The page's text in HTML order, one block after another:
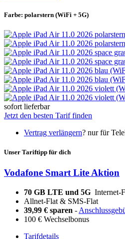
Farbe: polarstern (WiFi + 5G)
sofort lieferbar
Jetzt den besten Tarif finden
Vertrag verlängern? nur für
Unser Tariftipp für dich
Vodafone Smart Lite Aktion
70 GB LTE und 5G Internet-
Allnet-Flat & SMS-Flat
39,99 € sparen -
100 € Wechselbonus
Tarifdetails